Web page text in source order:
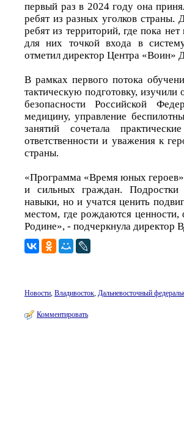
первый раз в 2024 году она
ребят из разных уголков
ребят из территорий, где пока
для них точкой входа в
отметил директор Центра «Воин»
В рамках первого потока
тактическую подготовку,
безопасности Российской
медицину, управление
занятий сочетала
ответственности и уважения к
страны.
«Программа «Время юных героев»
и сильных граждан. Подростки
навыки, но и учатся ценить
местом, где рождаются
Родине», - подчеркнула директор
Новости, Владивосток, Дальневосточный
Комментировать